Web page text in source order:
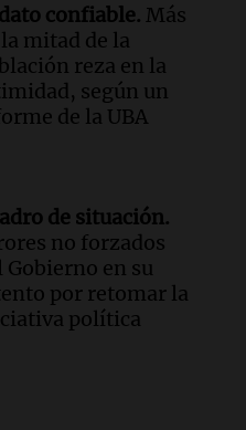
confiable. Más
mitad de la
reza en la
según un
de la UBA
de situación.
no forzados
Gobierno en su
por retomar la
política